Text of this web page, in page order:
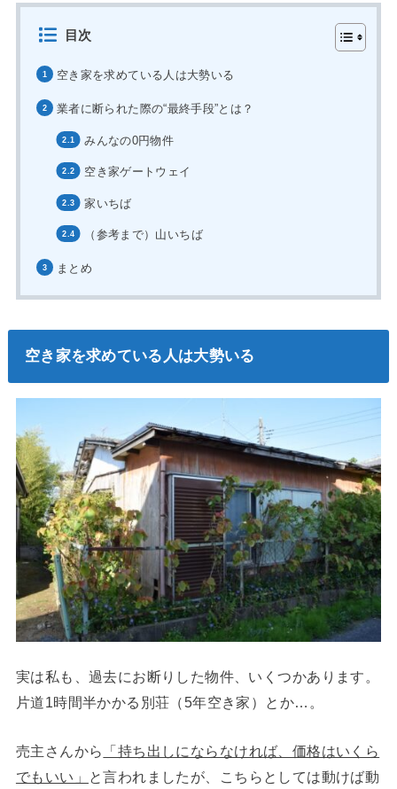
目次
空き家を求めている人は大勢いる
業者に断られた際の“最終手段”とは？
みんなの0円物件
空き家ゲートウェイ
家いちば
（参考まで）山いちば
まとめ
空き家を求めている人は大勢いる
実は私も、過去にお断りした物件、いくつかあります。
片道1時間半かかる別荘（5年空き家）とか…。
売主さんから
「持ち出しにならなければ、価格はいくら
でもいい」
と言われましたが、こちらとしては動けば動